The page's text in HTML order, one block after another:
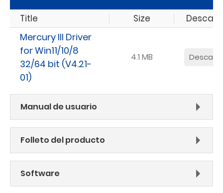
Title Size
Mercury III Driver
for Win11/10/8
32/64 bit (V4.21-
01)
4.1 MB
Manual de usuario
Folleto del producto
Software